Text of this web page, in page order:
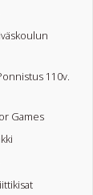
110v.
Games